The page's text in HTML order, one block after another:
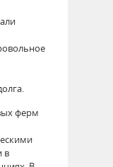
ферм
в